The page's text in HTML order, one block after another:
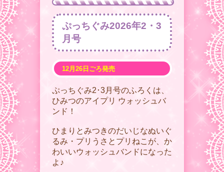
ぷっちぐみ2026年2・3
月号
12月26日ごろ発売
ぷっちぐみ2･3月号のふろくは、
ひみつのアイプリ ウォッシュバ
ンド！
ひまりとみつきのだいじなぬいぐ
るみ・プリうさとプリねこが、か
わいいウォッシュバンドになった
よ♪